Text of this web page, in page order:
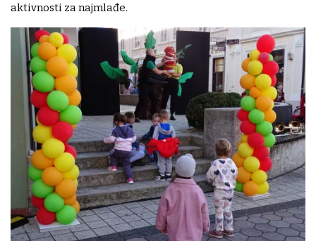
aktivnosti za najmlađe.